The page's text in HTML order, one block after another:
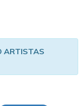
ARTISTAS